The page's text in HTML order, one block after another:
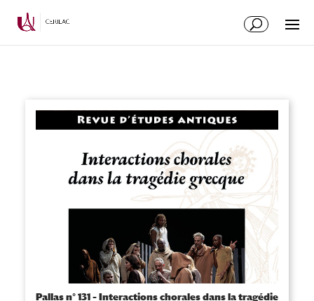
Pallas n° 131 – Interactions chorales dans la tragédie